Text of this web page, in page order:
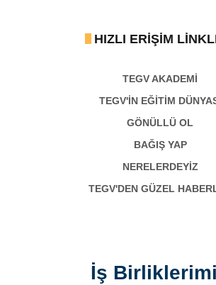
HIZLI ERIŞIM
TEGV AKADEMI
TEGV'İN EĞİTİM
GÖNÜLLÜ OL
BAĞIŞ YAP
NERELERDEYİZ
TEGV'DEN GÜZEL
İş